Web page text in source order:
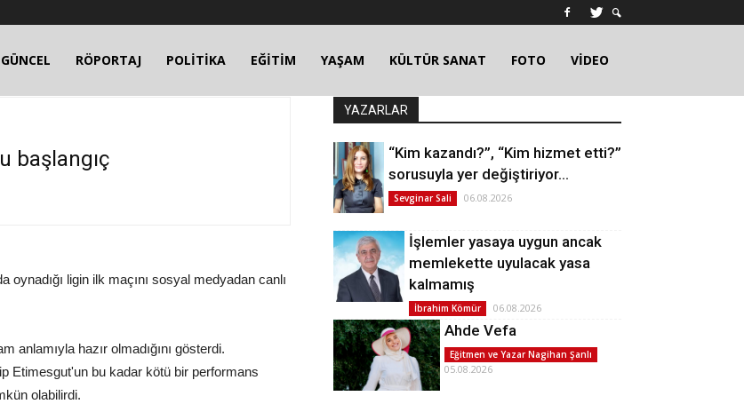
GÜNCEL RÖPORTAJ POLİTİKA EĞİTİM YAŞAM KÜLTÜR SANAT FOTO VİDEO
başlangıç
ligin ilk maçını sosyal medyadan canlı
anlamıyla hazır olmadığını gösterdi.
Etimesgut'un bu kadar kötü bir performans
olabilirdi.
YAZARLAR
“Kim kazandı?”, “Kim hizmet etti?”
sorusuyla yer değiştiriyor…
Sevginar Sali 06.08.2026
İşlemler yasaya uygun ancak
memlekette uyulacak yasa
kalmamış
İbrahim Kömür 06.08.2026
Ahde Vefa
Eğitmen ve Yazar Nagihan Şanlı
05.08.2026